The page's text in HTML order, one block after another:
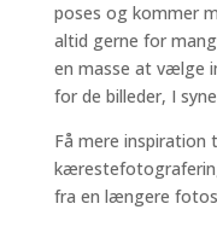
poses og kommer
altid gerne for
en masse at vælge
for de billeder, I
Få mere inspiration
fra en længere